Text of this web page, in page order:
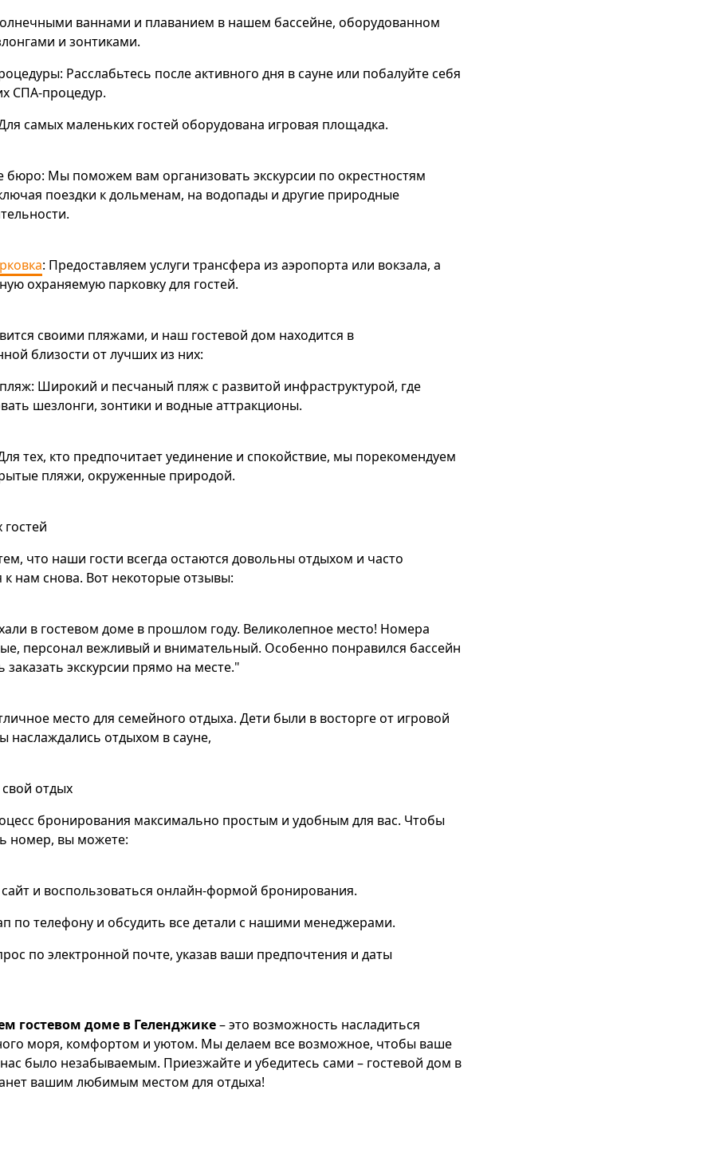
ваннами и плаванием в нашем бассейне, оборудованном
и зонтиками.
Расслабьтесь после активного дня в сауне или побалуйте себя
СПА-процедур.
самых маленьких гостей оборудована игровая площадка.
бюро: Мы поможем вам организовать экскурсии по окрестностям
поездки к дольменам, на водопады и другие природные
: Предоставляем услуги трансфера из аэропорта или вокзала, а
охраняемую парковку для гостей.
своими пляжами, и наш гостевой дом находится в
близости от лучших из них:
Широкий и песчаный пляж с развитой инфраструктурой, где
шезлонги, зонтики и водные аттракционы.
тех, кто предпочитает уединение и спокойствие, мы порекомендуем
пляжи, окруженные природой.
что наши гости всегда остаются довольны отдыхом и часто
нам снова. Вот некоторые отзывы:
в гостевом доме в прошлом году. Великолепное место! Номера
персонал вежливый и внимательный. Особенно понравился бассейн
экскурсии прямо на месте."
место для семейного отдыха. Дети были в восторге от игровой
наслаждались отдыхом в сауне,
отдых
бронирования максимально простым и удобным для вас. Чтобы
номер, вы можете:
и воспользоваться онлайн-формой бронирования.
по телефону и обсудить все детали с нашими менеджерами.
по электронной почте, указав ваши предпочтения и даты
гостевом доме в Геленджике– это возможность насладиться
моря, комфортом и уютом. Мы делаем все возможное, чтобы ваше
было незабываемым. Приезжайте и убедитесь сами – гостевой дом в
вашим любимым местом для отдыха!